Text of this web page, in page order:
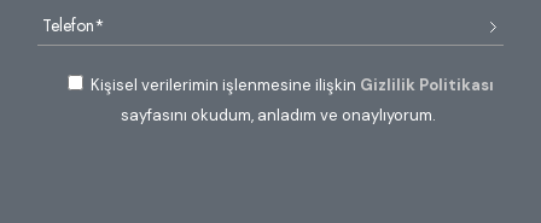
Kişisel verilerimin işlenmesine ilişkin Gizlilik Politikası
sayfasını okudum, anladım ve onaylıyorum.